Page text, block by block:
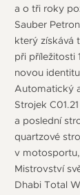
a o tři roky
Sauber
který získává
při příležitosti
novou
Automatický
Strojek
a poslední
quartzové
v
Mistrovství
Dhabi Total